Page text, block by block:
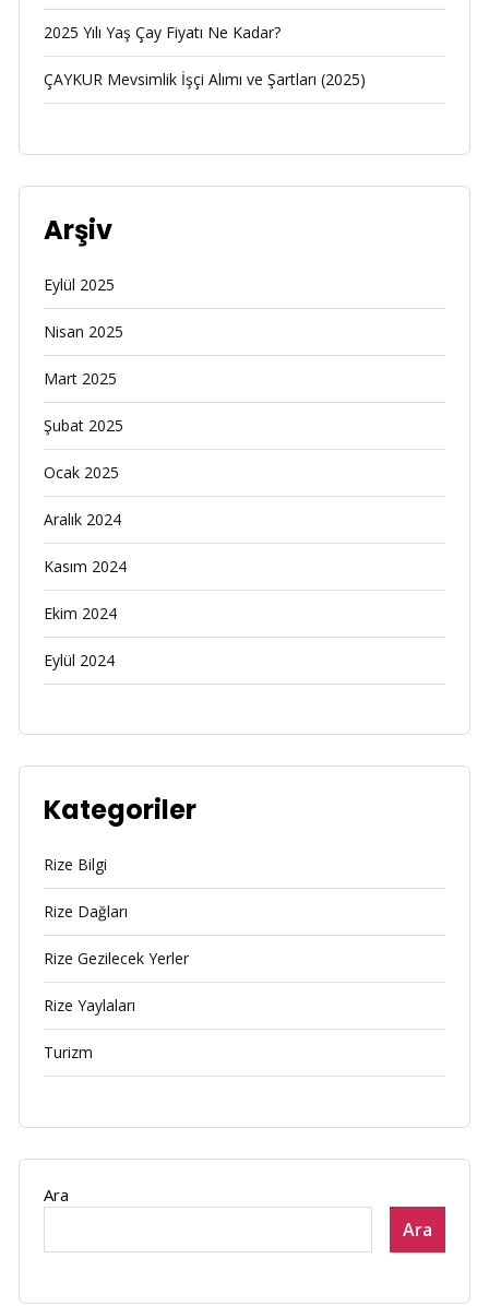
2025 Yılı Yaş Çay Fiyatı Ne Kadar?
ÇAYKUR Mevsimlik İşçi Alımı ve Şartları (2025)
Arşiv
Eylül 2025
Nisan 2025
Mart 2025
Şubat 2025
Ocak 2025
Aralık 2024
Kasım 2024
Ekim 2024
Eylül 2024
Kategoriler
Rize Bilgi
Rize Dağları
Rize Gezilecek Yerler
Rize Yaylaları
Turizm
Ara
Ara